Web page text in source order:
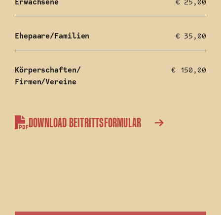
Erwachsene € 25,00
Ehepaare/Familien € 35,00
Körperschaften/
Firmen/Vereine
€ 150,00
DOWNLOAD BEITRITTSFORMULAR